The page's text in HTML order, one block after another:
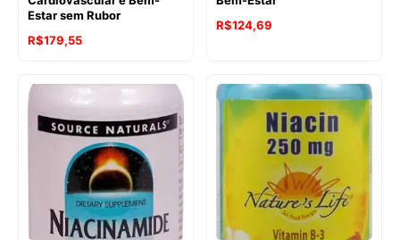
Estar sem Rubor
O
original
era:
R$229,43.
R$179,55O
atual
é:
R$179,55.
R$124,69